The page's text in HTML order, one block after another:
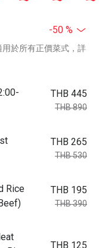
-50 %
於所有正價菜式，詳
THB 445
THB 890
THB 265
THB 530
Rice
THB 195
THB 390
THB 125